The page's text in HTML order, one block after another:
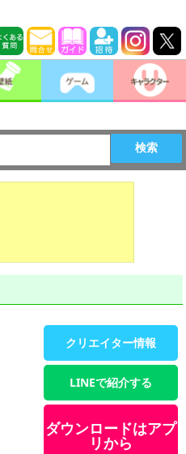
検索
クリエイター情報
LINEで紹介する
ダウンロードはアプ
リから